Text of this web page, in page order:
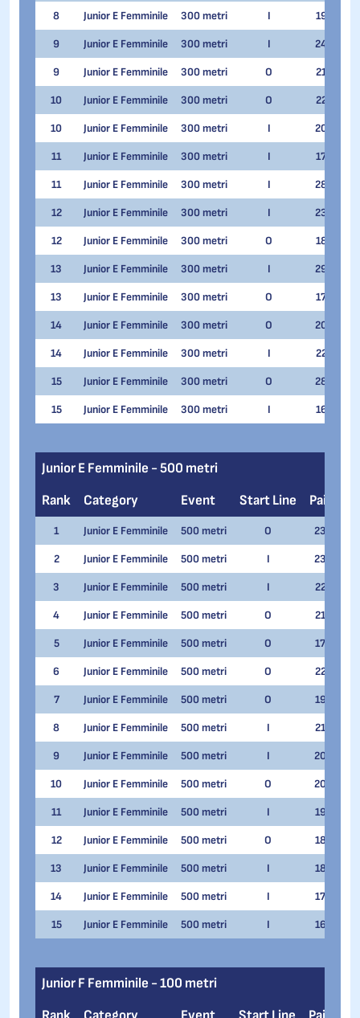
8 Junior E Femminile 300 metri I 19
9 Junior E Femminile 300 metri I 24
9 Junior E Femminile 300 metri O 21
10 Junior E Femminile 300 metri O 22
10 Junior E Femminile 300 metri I 20
11 Junior E Femminile 300 metri I 17
11 Junior E Femminile 300 metri I 28
12 Junior E Femminile 300 metri I 23
12 Junior E Femminile 300 metri O 18
13 Junior E Femminile 300 metri I 29
13 Junior E Femminile 300 metri O 17
14 Junior E Femminile 300 metri O 20
14 Junior E Femminile 300 metri I 22
15 Junior E Femminile 300 metri O 28
15 Junior E Femminile 300 metri I 16
Junior E Femminile - 500 metri
Rank
Category Event Start Line Pair
1 Junior E Femminile 500 metri O 23
2 Junior E Femminile 500 metri I 23
3 Junior E Femminile 500 metri I 22
4 Junior E Femminile 500 metri O 21
5 Junior E Femminile 500 metri O 17
6 Junior E Femminile 500 metri O 22
7 Junior E Femminile 500 metri O 19
8 Junior E Femminile 500 metri I 21
9 Junior E Femminile 500 metri I 20
10 Junior E Femminile 500 metri O 20
11 Junior E Femminile 500 metri I 19
12 Junior E Femminile 500 metri O 18
13 Junior E Femminile 500 metri I 18
14 Junior E Femminile 500 metri I 17
15 Junior E Femminile 500 metri I 16
Junior F Femminile - 100 metri